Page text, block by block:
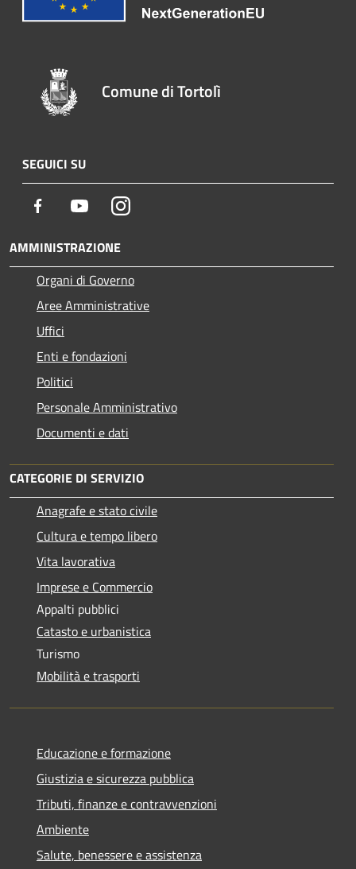
Comune di Tortolì
SEGUICI SU
Facebook YoutubeInstagram
AMMINISTRAZIONE
Organi di Governo
Aree Amministrative
Uffici
Enti e fondazioni
Politici
Personale Amministrativo
Documenti e dati
CATEGORIE DI SERVIZIO
Anagrafe e stato civile
Cultura e tempo libero
Vita lavorativa
Imprese e Commercio
Appalti pubblici
Catasto e urbanistica
Turismo
Mobilità e trasporti
Educazione e formazione
Giustizia e sicurezza pubblica
Tributi, finanze e contravvenzioni
Ambiente
Salute, benessere e assistenza